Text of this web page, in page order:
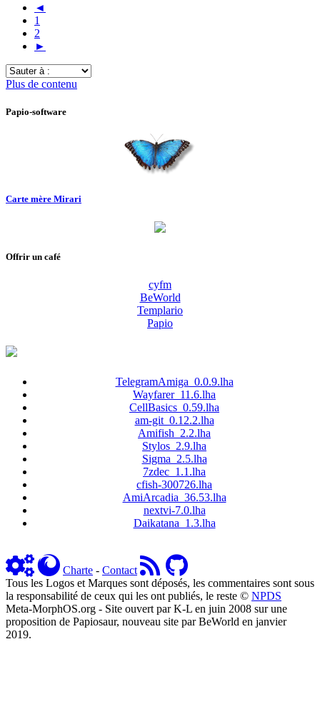
◄
1
2
►
Sauter
à
Plus de contenu
Papio-software
Carte mère Mirari
Offrir un café
cyfm
BeWorld
Templario
Papio
TelegramAmiga_0.0.9.lha
Wayfarer_11.6.lha
CellBasics_0.59.lha
am-git_0.12.2.lha
Amifish_2.2.lha
Stylos_2.9.lha
Sigma_2.5.lha
7zdec_1.1.lha
cfish-300726.lha
AmiArcadia_36.53.lha
nextvi-7.0.lha
Daikatana_1.3.lha
Charte - Contact
Tous les Logos et Marques sont déposés, les commentaires sont sous
la responsabilité de ceux qui les ont publiés, le reste © NPDS
Meta-MorphOS.org - Site ouvert par K-L en juin 2008 sur une
proposition de Papiosaur, nouveau site par BeWorld en janvier
2019.